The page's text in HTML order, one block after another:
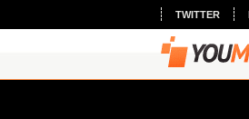
TWITTER